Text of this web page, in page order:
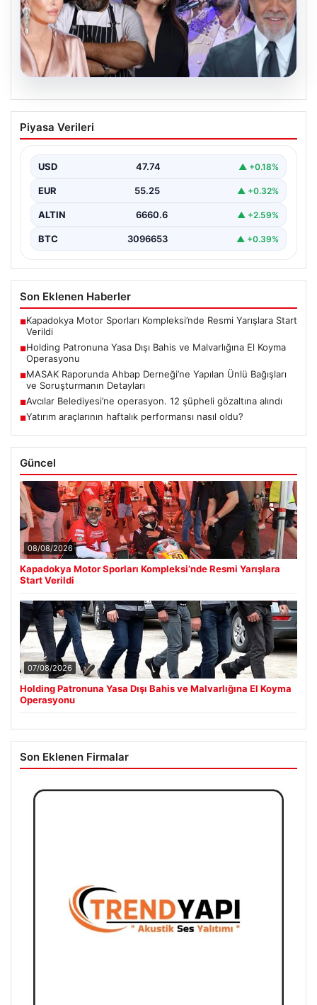
06.08.2026
MASAK Raporunda Ahbap Derneği’ne
Yapılan Ünlü Bağışları ve Soruşturmanın
Ahbap Derneği'ne yönelik devam eden soruşturma
incelemesi yapıldı. Mali…
Piyasa Verileri
USD 47.74 ▲ +0.18%
EUR 55.25 ▲ +0.32%
ALTIN 6660.6 ▲ +2.59%
BTC 3096653 ▲ +0.39%
Son Eklenen Haberler
■Kapadokya Motor Sporları Kompleksi’nde Resmi Yarışlara Start
Verildi
■Holding Patronuna Yasa Dışı Bahis ve Malvarlığına El Koyma
Operasyonu
■MASAK Raporunda Ahbap Derneği’ne Yapılan Ünlü Bağışları
ve Soruşturmanın Detayları
■Avcılar Belediyesi’ne operasyon. 12 şüpheli gözaltına alındı
■Yatırım araçlarının haftalık performansı nasıl oldu?
Güncel
08/08/2026
Kapadokya Motor Sporları Kompleksi’nde Resmi Yarışlara
Start Verildi
07/08/2026
Holding Patronuna Yasa Dışı Bahis ve Malvarlığına El Koyma
Operasyonu
Son Eklenen Firmalar